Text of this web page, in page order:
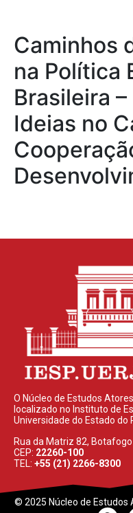
Caminhos
na Política
Brasileira
Ideias no
O Núcleo de Estudos
localizado no Instituto de
Universidade do Estado do
Rua da Matriz 82,
CEP: 22260-100
TEL: +55 (21) 2266-8300
© 2025 Núcleo de Estudos